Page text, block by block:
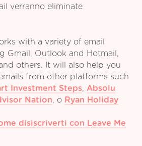
verranno eliminate
with a variety of email
Gmail, Outlook and Hotmail,
others. It will also help you
from other platforms such
Investment Steps, Absolu
Nation, o Ryan Holiday
disiscriverti con Leave Me